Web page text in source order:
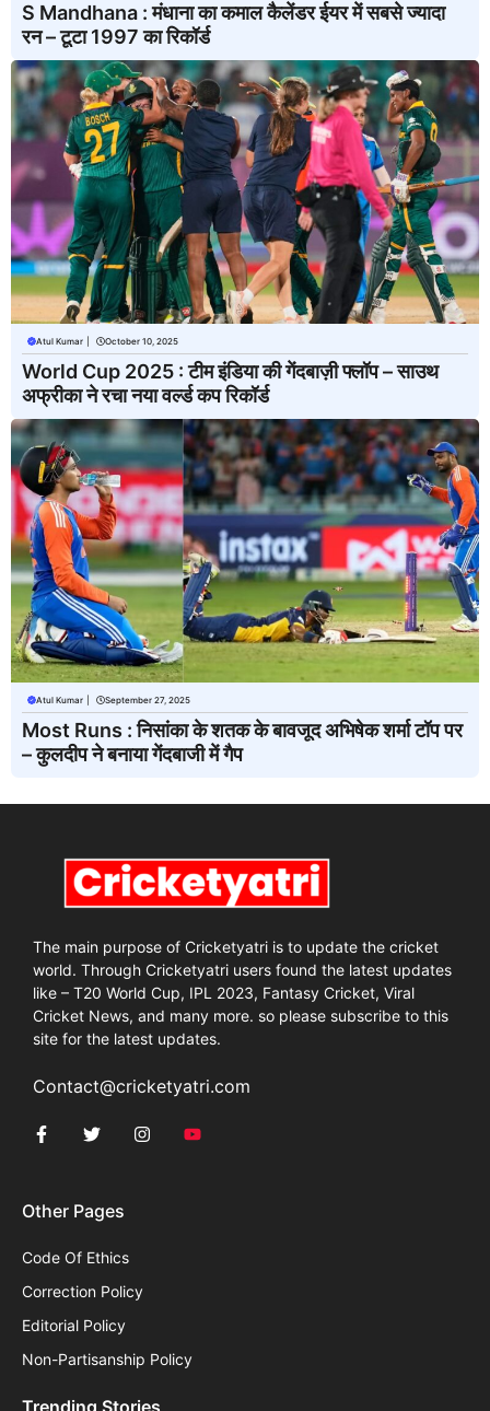
S Mandhana : मंधाना का कमाल कैलेंडर ईयर में सबसे ज्यादा
रन – टूटा 1997 का रिकॉर्ड
Atul Kumar October 10, 2025
World Cup 2025 : टीम इंडिया की गेंदबाज़ी फ्लॉप – साउथ
अफ्रीका ने रचा नया वर्ल्ड कप रिकॉर्ड
Atul Kumar September 27, 2025
Most Runs : निसांका के शतक के बावजूद अभिषेक शर्मा टॉप पर
– कुलदीप ने बनाया गेंदबाजी में गैप
The main purpose of Cricketyatri is to update the cricket
world. Through Cricketyatri users found the latest updates
like – T20 World Cup, IPL 2023, Fantasy Cricket, Viral
Cricket News, and many more. so please subscribe to this
site for the latest updates.
Contact@cricketyatri.com
Other Pages
Code Of Ethics
Correction Policy
Editorial Policy
Non-Partisanship Policy
Trending Stories